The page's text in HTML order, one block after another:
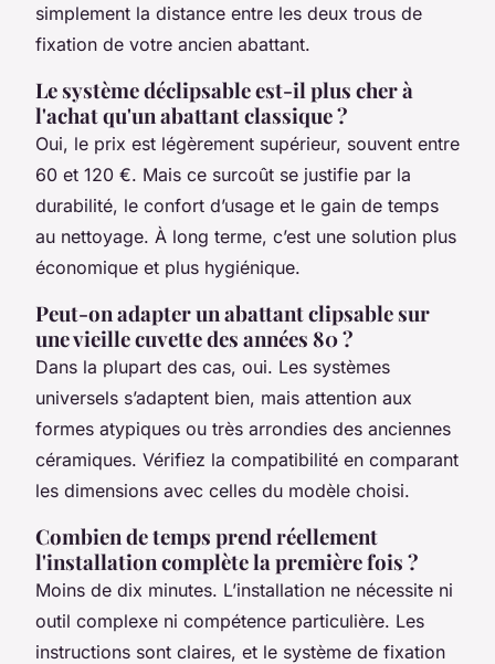
simplement la distance entre les deux trous de
fixation de votre ancien abattant.
Le système déclipsable est-il plus cher à
l'achat qu'un abattant classique ?
Oui, le prix est légèrement supérieur, souvent entre
60 et 120 €. Mais ce surcoût se justifie par la
durabilité, le confort d’usage et le gain de temps
au nettoyage. À long terme, c’est une solution plus
économique et plus hygiénique.
Peut-on adapter un abattant clipsable sur
une vieille cuvette des années 80 ?
Dans la plupart des cas, oui. Les systèmes
universels s’adaptent bien, mais attention aux
formes atypiques ou très arrondies des anciennes
céramiques. Vérifiez la compatibilité en comparant
les dimensions avec celles du modèle choisi.
Combien de temps prend réellement
l'installation complète la première fois ?
Moins de dix minutes. L’installation ne nécessite ni
outil complexe ni compétence particulière. Les
instructions sont claires, et le système de fixation